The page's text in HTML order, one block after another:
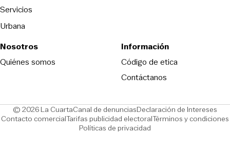
Servicios
Urbana
Nosotros
Quiénes somos
Información
Código de eticaOpens in new
Contáctanos
© 2026 La CuartaCanal de denunciasOpens in new window
Declaración de Intereses
Contacto comercialOpens in new window
Tarifas publicidad electoralOpens in new window
Términos y condiciones
Políticas de privacidad